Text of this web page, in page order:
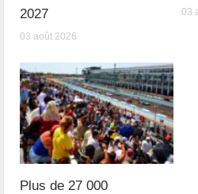
2027
03 août 2026
03
Plus de 27 000